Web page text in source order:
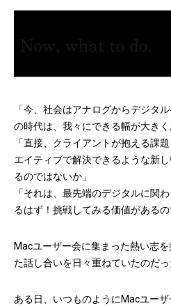
「今、社会はアナログからデジタ
の時代は、我々にできる幅が大きく
「直接、クライアントが抱える課
エイティブで解決できるような新
るのではないか」
「それは、最先端のデジタルに関
るはず！挑戦してみる価値があるの
Macユーザー会に集まった熱い志
た話し合いを日々重ねていたのだっ
ある日、いつものようにMacユー